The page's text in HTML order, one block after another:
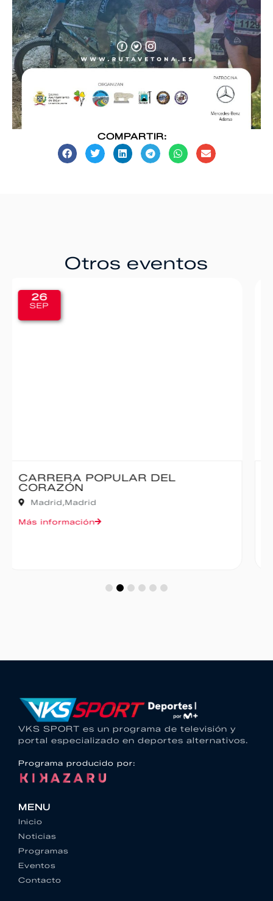
COMPARTIR:
Otros eventos
SEP
IBERCAJA MADRID CORRE POR
MADRID – 10K
Madrid,Madrid
Más información
VKS SPORT es un programa de televisión y
portal especializado en deportes alternativos.
Programa producido por:
MENU
Inicio
Noticias
Programas
Eventos
Contacto